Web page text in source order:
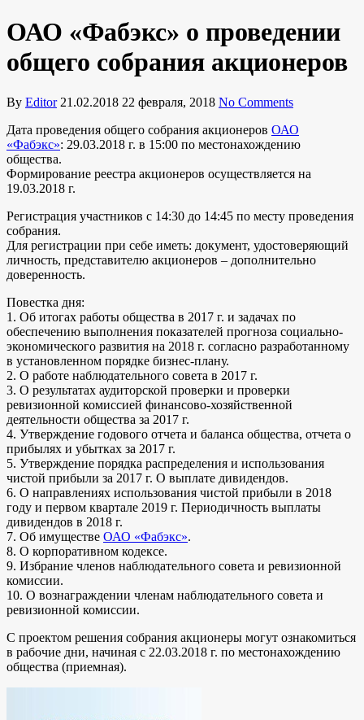
ОАО «Фабэкс» о проведении
общего собрания акционеров
By Editor 21.02.2018 22 февраля, 2018 No Comments
Дата проведения общего собрания акционеров ОАО
«Фабэкс»: 29.03.2018 г. в 15:00 по местонахождению
общества.
Формирование реестра акционеров осуществляется на
19.03.2018 г.
Регистрация участников с 14:30 до 14:45 по месту проведения
собрания.
Для регистрации при себе иметь: документ, удостоверяющий
личность, представителю акционеров – дополнительно
доверенность.
Повестка дня:
1. Об итогах работы общества в 2017 г. и задачах по
обеспечению выполнения показателей прогноза социально-
экономического развития на 2018 г. согласно разработанному
в установленном порядке бизнес-плану.
2. О работе наблюдательного совета в 2017 г.
3. О результатах аудиторской проверки и проверки
ревизионной комиссией финансово-хозяйственной
деятельности общества за 2017 г.
4. Утверждение годового отчета и баланса общества, отчета о
прибылях и убытках за 2017 г.
5. Утверждение порядка распределения и использования
чистой прибыли за 2017 г. О выплате дивидендов.
6. О направлениях использования чистой прибыли в 2018
году и первом квартале 2019 г. Периодичность выплаты
дивидендов в 2018 г.
7. Об имуществе ОАО «Фабэкс».
8. О корпоративном кодексе.
9. Избрание членов наблюдательного совета и ревизионной
комиссии.
10. О вознаграждении членам наблюдательного совета и
ревизионной комиссии.
С проектом решения собрания акционеры могут ознакомиться
в рабочие дни, начиная с 22.03.2018 г. по местонахождению
общества (приемная).